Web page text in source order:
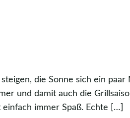
die Sonne sich ein
und damit auch die
immer Spaß. Echte […]